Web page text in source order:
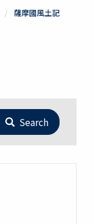
薩摩國風土記
Search